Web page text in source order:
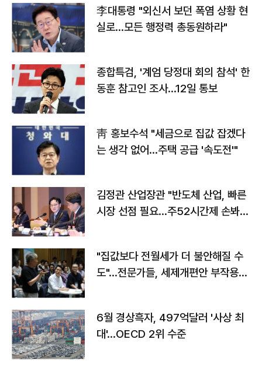
李대통령 "외신서 보던 폭염 상황 현
실로…모든 행정력 총동원하라"
종합특검, '계엄 당정대 회의 참석' 한
동훈 참고인 조사...12일 통보
靑 홍보수석 "세금으로 집값 잡겠다
는 생각 없어…주택 공급 '속도전'"
김정관 산업장관 "반도체 산업, 빠른
시장 선점 필요…주52시간제 손봐
"집값보다 전월세가 더 불안해질 수
도"…전문가들, 세제개편안 부작용
6월 경상흑자, 497억달러 '사상 최
대'…OECD 2위 수준